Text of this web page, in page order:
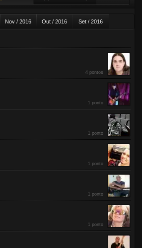
Nov / 2016 Out / 2016 Set / 2016
Guitarra Contra-baixo
4 pontos
1 ponto
1 ponto
1 ponto
1 ponto
1 ponto